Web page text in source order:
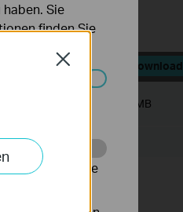
Download
51.93 MB
Close
Sie
finden Sie
nicht
um die